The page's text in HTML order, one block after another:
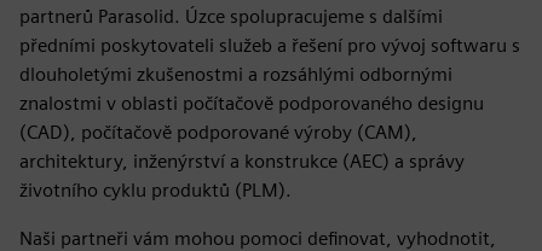
partnerů Parasolid. Úzce spolupracujeme s dalšími
předními poskytovateli služeb a řešení pro vývoj softwaru s
dlouholetými zkušenostmi a rozsáhlými odbornými
znalostmi v oblasti počítačově podporovaného designu
(CAD), počítačově podporované výroby (CAM),
architektury, inženýrství a konstrukce (AEC) a správy
životního cyklu produktů (PLM).
Naši partneři vám mohou pomoci definovat, vyhodnotit,